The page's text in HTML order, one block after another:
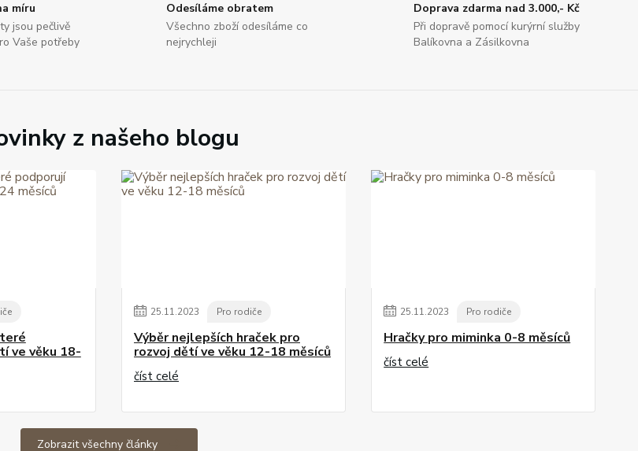
míru
jsou pečlivě
Vaše potřeby
Odesíláme obratem
Všechno zboží odesíláme co
nejrychleji
Doprava zdarma nad 3.000,- Kč
Při dopravě pomocí kurýrní služby
Balíkovna a Zásilkovna
z našeho blogu
ve věku 18-
25.11.2023 Pro rodiče
Výběr nejlepších hraček pro
rozvoj dětí ve věku 12-18 měsíců
číst celé
25.11.2023 Pro rodiče
Hračky pro miminka 0-8 měsíců
číst celé
Zobrazit všechny články